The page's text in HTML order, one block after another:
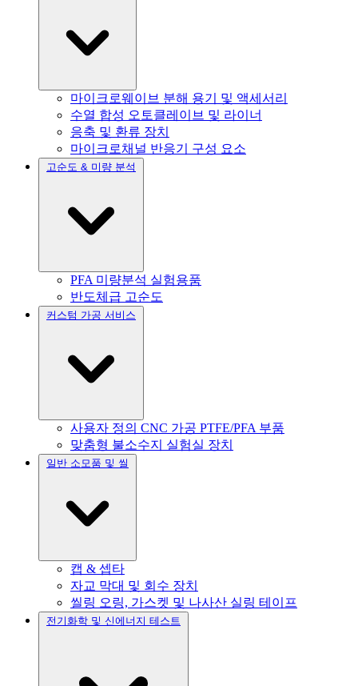
마이크로웨이브 분해 용기 및 액세서리
수열 합성 오토클레이브 및 라이너
응축 및 환류 장치
마이크로채널 반응기 구성 요소
고순도 & 미량 분석
PFA 미량분석 실험용품
반도체급 고순도
커스텀 가공 서비스
사용자 정의 CNC 가공 PTFE/PFA 부품
맞춤형 불소수지 실험실 장치
일반 소모품 및 씰
캡 & 셉타
자교 막대 및 회수 장치
씰링 오링, 가스켓 및 나사산 실링 테이프
전기화학 및 신에너지 테스트